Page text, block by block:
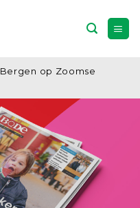
Bergen op Zoomse